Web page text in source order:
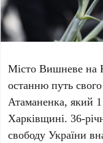
МістоВишневе на
останню путь
Атаманенка, який
Харківщині.36-
свободу України